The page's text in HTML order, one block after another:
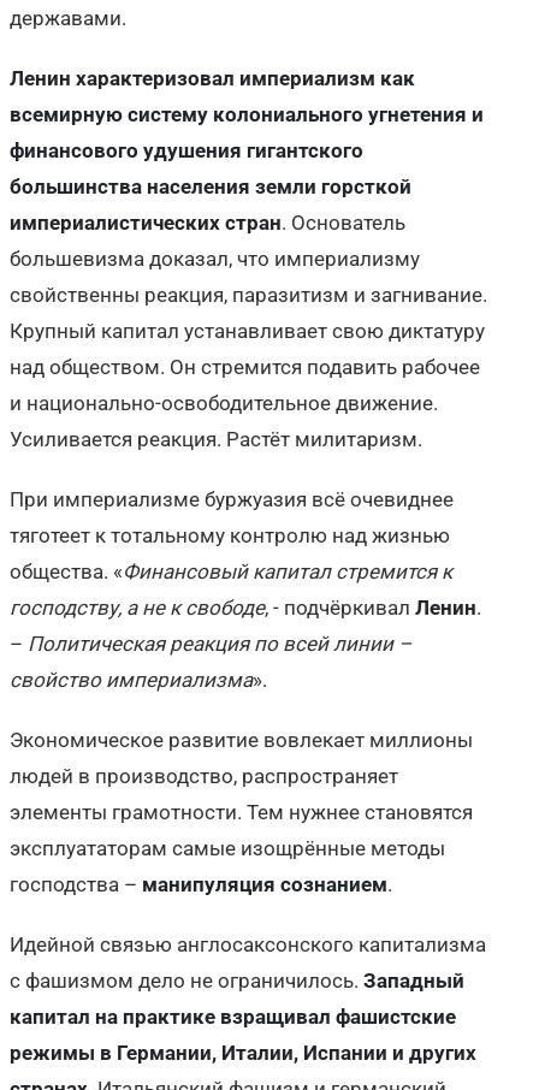
державами.
Ленин характеризовал империализм как
всемирную систему колониального угнетения и
финансового удушения гигантского
большинства населения земли горсткой
империалистических стран. Основатель
большевизма доказал, что империализму
свойственны реакция, паразитизм и загнивание.
Крупный капитал устанавливает свою диктатуру
над обществом. Он стремится подавить рабочее
и национально-освободительное движение.
Усиливается реакция. Растёт милитаризм.
При империализме буржуазия всё очевиднее
тяготеет к тотальному контролю над жизнью
общества. «Финансовый капитал стремится к
господству, а не к свободе, - подчёркивал Ленин.
– Политическая реакция по всей линии –
свойство империализма».
Экономическое развитие вовлекает миллионы
людей в производство, распространяет
элементы грамотности. Тем нужнее становятся
эксплуататорам самые изощрённые методы
господства – манипуляция сознанием.
Идейной связью англосаксонского капитализма
с фашизмом дело не ограничилось. Западный
капитал на практике взращивал фашистские
режимы в Германии, Италии, Испании и других